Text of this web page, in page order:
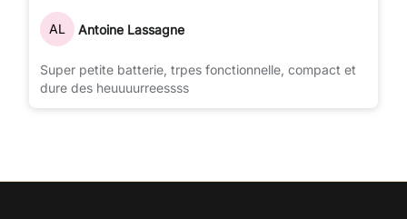
AL Antoine Lassagne
Super petite batterie, trpes fonctionnelle, compact et
dure des heuuuurreessss